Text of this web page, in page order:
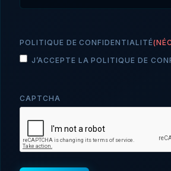
POLITIQUE DE CONFIDENTIALITÉ
J’ACCEPTE LA POLITIQUE DE
CAPTCHA